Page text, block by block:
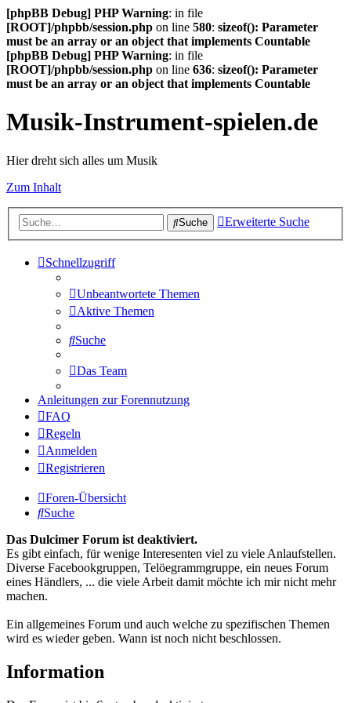
[phpBB Debug] PHP Warning: in file
[ROOT]/phpbb/session.php on line 580: sizeof(): Parameter
must be an array or an object that implements Countable
[phpBB Debug] PHP Warning: in file
[ROOT]/phpbb/session.php on line 636: sizeof(): Parameter
must be an array or an object that implements Countable
Musik-Instrument-spielen.de
Hier dreht sich alles um Musik
Zum Inhalt
Suche Erweiterte Suche
Schnellzugriff
Unbeantwortete Themen
Aktive Themen
Suche
Das Team
Anleitungen zur Forennutzung
FAQ
Regeln
Anmelden
Registrieren
Foren-Übersicht
Suche
Das Dulcimer Forum ist deaktiviert.
Es gibt einfach, für wenige Interesenten viel zu viele Anlaufstellen.
Diverse Facebookgruppen, Telöegrammgruppe, ein neues Forum
eines Händlers, ... die viele Arbeit damit möchte ich mir nicht mehr
machen.
Ein allgemeines Forum und auch welche zu spezifischen Themen
wird es wieder geben. Wann ist noch nicht beschlossen.
Information